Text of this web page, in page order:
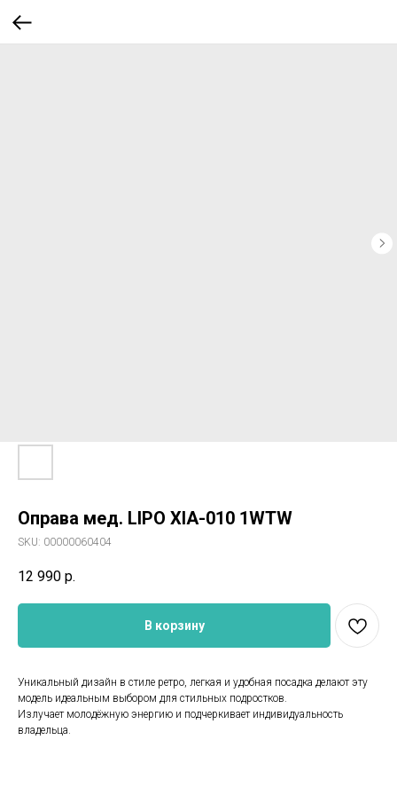
Оправа мед. LIPO XIA-010 1WTW
SKU: 00000060404
12 990 р.
В корзину
Уникальный дизайн в стиле ретро, легкая и удобная посадка делают эту
модель идеальным выбором для стильных подростков.
Излучает молодёжную энергию и подчеркивает индивидуальность
владельца.